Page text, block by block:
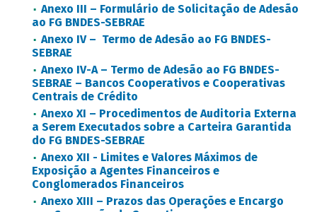
Anexo III – Formulário de Solicitação de Adesão
ao FG BNDES-SEBRAE
Anexo IV – Termo de Adesão ao FG BNDES-
SEBRAE
Anexo IV-A – Termo de Adesão ao FG BNDES-
SEBRAE – Bancos Cooperativos e Cooperativas
Centrais de Crédito
Anexo XI – Procedimentos de Auditoria Externa
a Serem Executados sobre a Carteira Garantida
do FG BNDES-SEBRAE
Anexo XII - Limites e Valores Máximos de
Exposição a Agentes Financeiros e
Conglomerados Financeiros
Anexo XIII – Prazos das Operações e Encargo